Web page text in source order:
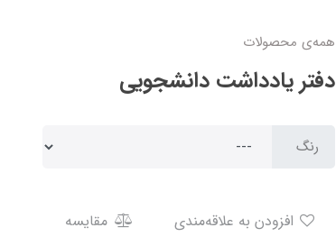
همه‌ی محصولات
دفتر یادداشت دانشجویی
رنگ
مقایسه